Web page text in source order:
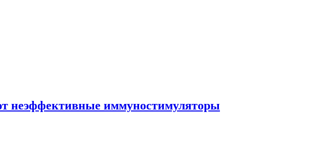
неэффективные иммуностимуляторы